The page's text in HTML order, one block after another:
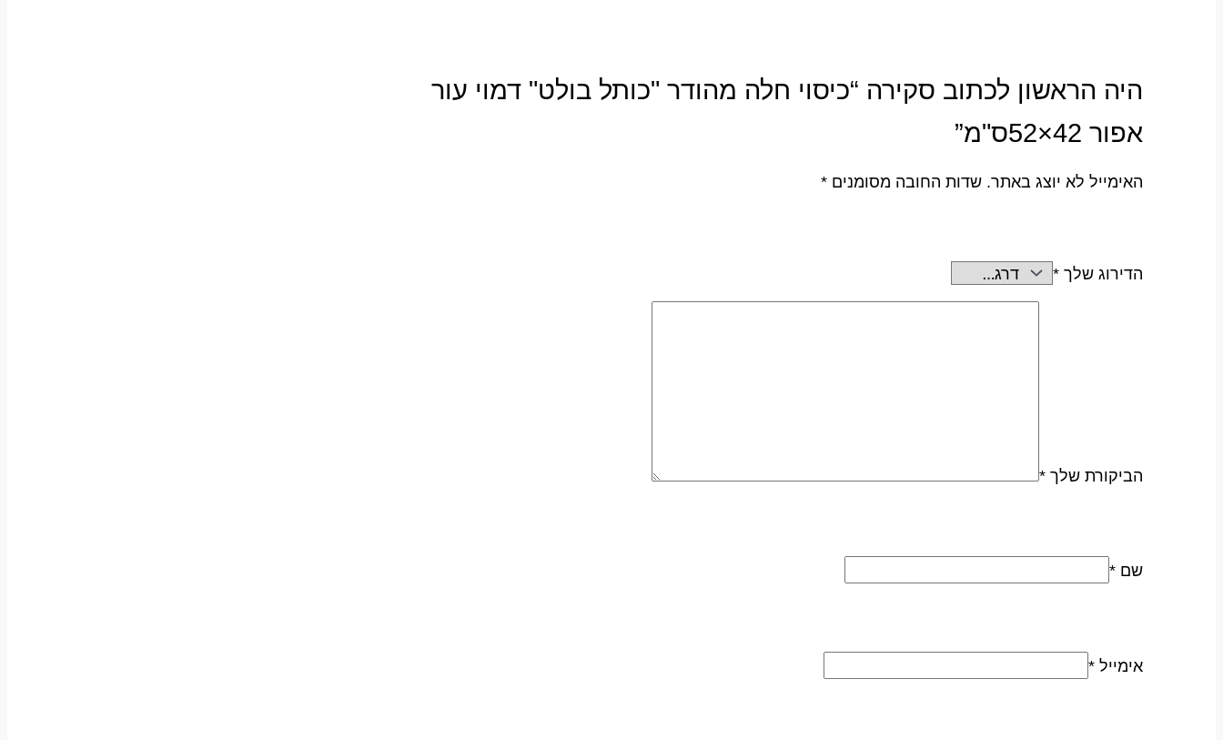
היה הראשון לכתוב סקירה “כיסוי חלה מהודר "כותל בולט" דמוי עור
אפור 42×52ס"מ”
האימייל לא יוצג באתר. שדות החובה מסומנים *
הדירוג שלך *
הביקורת שלך *
שם *
אימייל *